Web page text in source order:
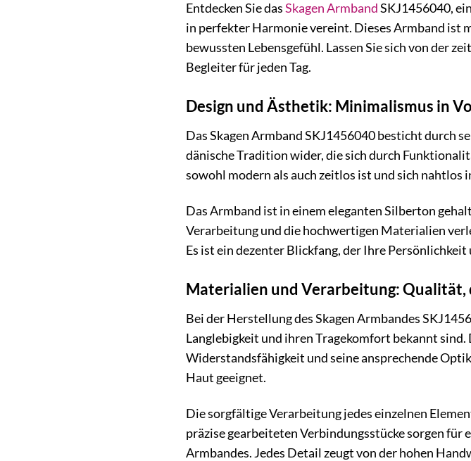
Entdecken Sie dasSkagenArmbandSKJ1456040,
in perfekter Harmonie vereint. Dieses Armband ist
bewussten Lebensgefühl. Lassen Sie sich von der
Begleiter für jeden Tag.
Design und Ästhetik: Minimalismus in
Das Skagen Armband SKJ1456040 besticht durch
dänische Tradition wider, die sich durch
sowohl modern als auch zeitlos ist und sich nahtlos
Das Armband ist in einem eleganten Silberton
Verarbeitung und die hochwertigen Materialien
Es ist ein dezenter Blickfang, der Ihre
Materialien und Verarbeitung: Qualität,
Bei der Herstellung des Skagen Armbandes
Langlebigkeit und ihren Tragekomfort bekannt
Widerstandsfähigkeit und seine ansprechende
Haut geeignet.
Die sorgfältige Verarbeitung jedes einzelnen
präzise gearbeiteten Verbindungsstücke sorgen
Armbandes. Jedes Detail zeugt von der hohen